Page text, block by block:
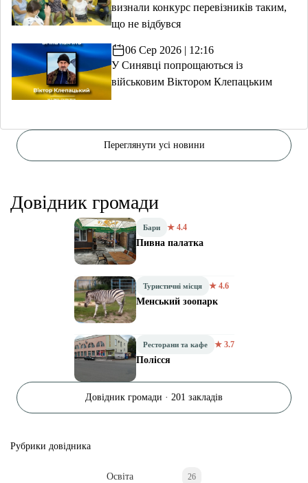
визнали конкурс перевізників таким,
що не відбувся
06 Сер 2026 | 12:16
У Синявці попрощаються із
військовим Віктором Клепацьким
Переглянути усі новини
Довідник громади
Бари ★ 4.4
Пивна палатка
Туристичні місця ★ 4.6
Менський зоопарк
Ресторани та кафе ★ 3.7
Полісся
Довідник громади · 201 закладів
Рубрики довідника
Освіта 26